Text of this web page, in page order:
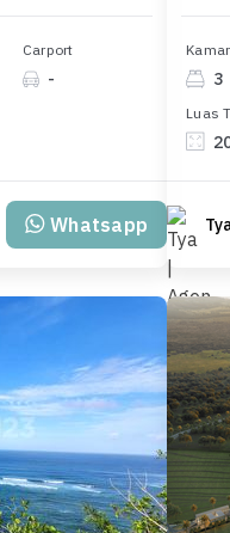
Carport
-
Whatsapp
3
Luas